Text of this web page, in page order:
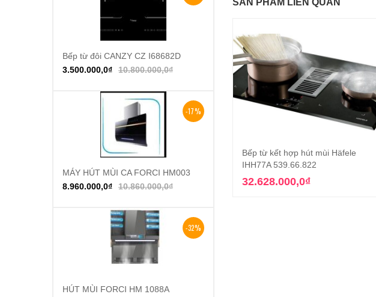
SẢN PHẨM LIÊN QUAN
Thêm vào giỏ hàng
Bếp từ kết hợp hút mùi Häfele
IHH77A 539.66.822
32.628.000,0₫
Thêm vào giỏ hàng
Bếp từ đôi CANZY CZ I68682D
10.800.000,0₫
3.500.000,0₫
-17%
Thêm vào giỏ hàng
MÁY HÚT MÙI CA FORCI HM003
10.860.000,0₫
8.960.000,0₫
-32%
Thêm vào giỏ hàng
HÚT MÙI FORCI HM 1088A